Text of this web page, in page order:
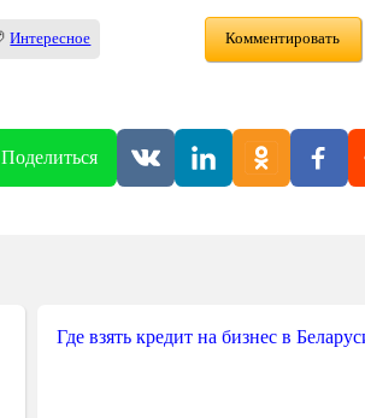
Интересное Комментировать
Поделиться
Где взять кредит на бизнес в